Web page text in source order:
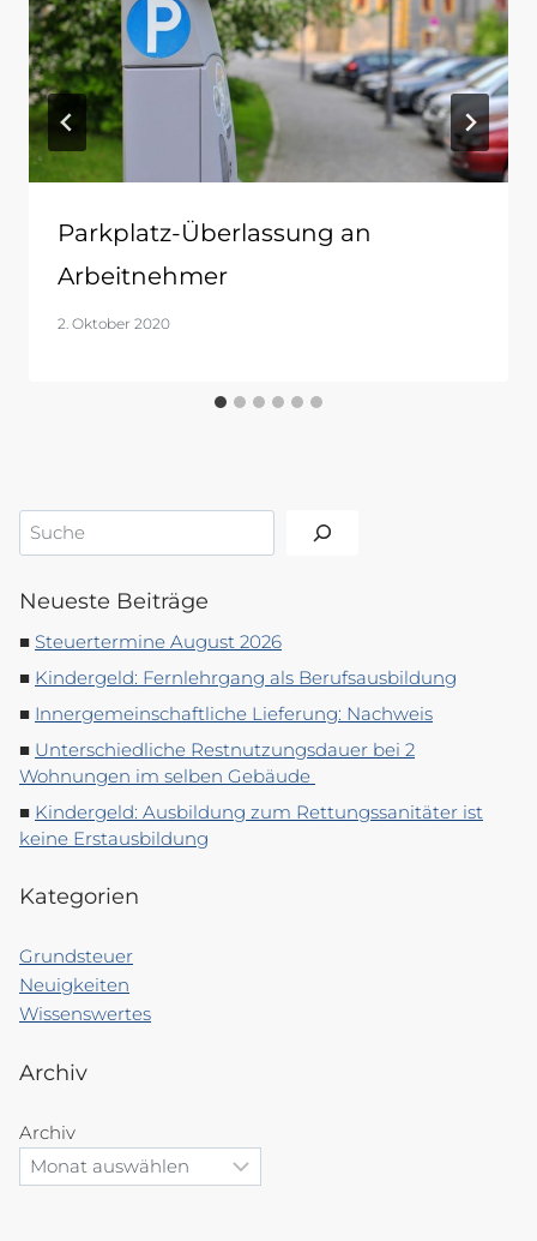
Parkplatz-Überlassung an
Arbeitnehmer
2. Oktober 2020
Suchen
Neueste Beiträge
Steuertermine August 2026
Kindergeld: Fernlehrgang als Berufsausbildung
Innergemeinschaftliche Lieferung: Nachweis
Unterschiedliche Restnutzungsdauer bei 2
Wohnungen im selben Gebäude
Kindergeld: Ausbildung zum Rettungssanitäter ist
keine Erstausbildung
Kategorien
Grundsteuer
Neuigkeiten
Wissenswertes
Archiv
Archiv